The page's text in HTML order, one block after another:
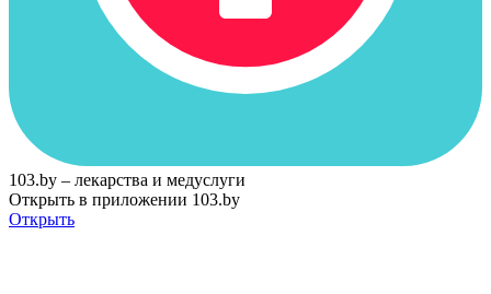
103.by – лекарства и медуслуги
Открыть в приложении 103.by
Открыть